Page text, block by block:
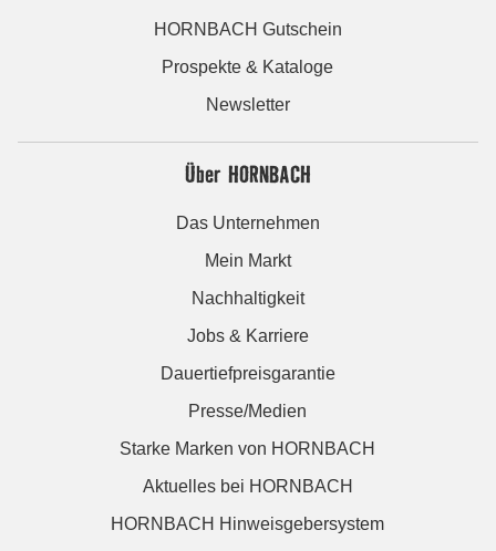
HORNBACH Gutschein
Prospekte & Kataloge
Newsletter
Über HORNBACH
Das Unternehmen
Mein Markt
Nachhaltigkeit
Jobs & Karriere
Dauertiefpreisgarantie
Presse/Medien
Starke Marken von HORNBACH
Aktuelles bei HORNBACH
HORNBACH Hinweisgebersystem